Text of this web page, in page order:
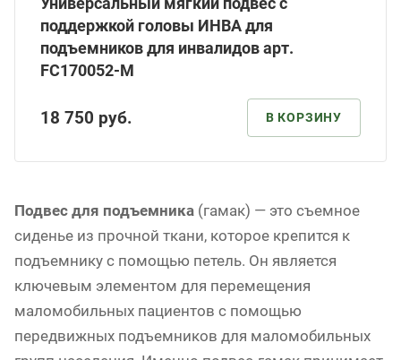
поддержкой головы ИНВА для
подъемников для инвалидов арт.
FC170052-М
18 750 руб. В КОРЗИНУ
Подвес для подъемника (гамак) — это съемное
сиденье из прочной ткани, которое крепится к
подъемнику с помощью петель. Он является
ключевым элементом для перемещения
маломобильных пациентов с помощью
передвижных подъемников для маломобильных